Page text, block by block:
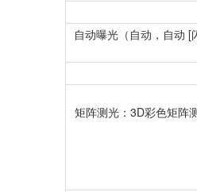
自动曝光（自动，自动
矩阵测光：3D彩色矩阵